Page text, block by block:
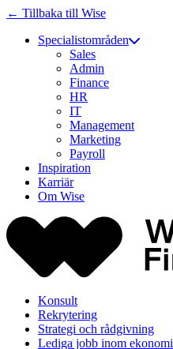
← Tillbaka till Wise
Specialistområden
Sales
Admin
Finance
HR
IT
Management
Marketing
Payroll
Inspiration
Karriär
Om Wise
Konsult
Rekrytering
Strategi och rådgivning
Lediga jobb inom ekonomi